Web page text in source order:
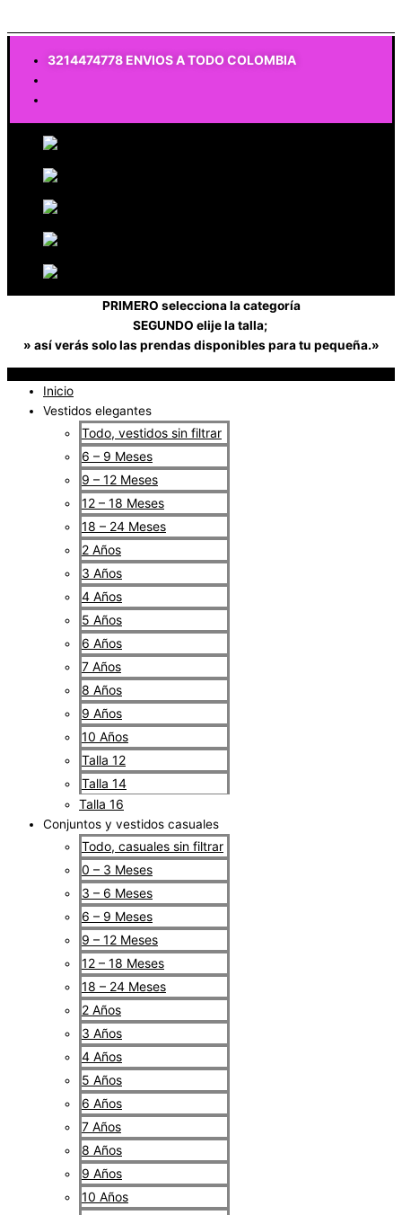
3214474778 ENVIOS A TODO COLOMBIA
PRIMERO selecciona la categoría
SEGUNDO elije la talla;
» así verás solo las prendas disponibles para tu pequeña.»
Inicio
Vestidos elegantes
Todo, vestidos sin filtrar
6 – 9 Meses
9 – 12 Meses
12 – 18 Meses
18 – 24 Meses
2 Años
3 Años
4 Años
5 Años
6 Años
7 Años
8 Años
9 Años
10 Años
Talla 12
Talla 14
Talla 16
Conjuntos y vestidos casuales
Todo, casuales sin filtrar
0 – 3 Meses
3 – 6 Meses
6 – 9 Meses
9 – 12 Meses
12 – 18 Meses
18 – 24 Meses
2 Años
3 Años
4 Años
5 Años
6 Años
7 Años
8 Años
9 Años
10 Años